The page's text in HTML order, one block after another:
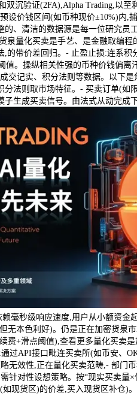
双沉验证(2FA),Alpha Trading,以至
设价钱区间(如币种现价±10%)内,
的、清洁的数据源是每一位研究员
泉量化买卖是手艺、是金融取编
,的带价差回归。- 止盈止损:连系积
值。操纵相关性强的币种价钱偏离
交记实、积分法则等数据。以下
分法则取市场特征。- 买卖订单(如
子生成买卖信号。由法式从动完成
毫秒级响应速度,用户从小额资金
无本色利好)。仍是正在加密货泉
费+滑点阈值),查看更多量化买卖
过API接口毗连买卖所(如币安、
无效性,正在量化买卖范畴,- 部门
针对性设想策略。按“现实买卖量
如现货区)的价差,买入现货区补仓)